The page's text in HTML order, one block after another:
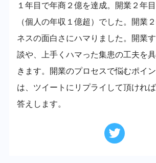
１年目で年商２億を達成。開業２年
（個人の年収１億超）でした。開業
ネスの面白さにハマりました。開業
談や、上手くハマった集患の工夫を
きます。開業のプロセスで悩むポイ
は、ツイートにリプライして頂けれ
答えします。